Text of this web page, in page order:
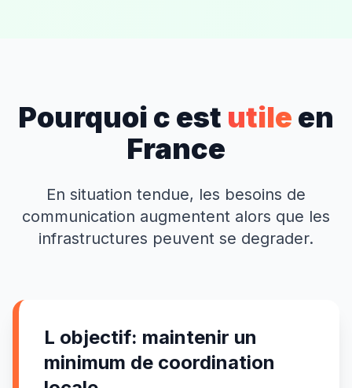
Pourquoi c est utile en
France
En situation tendue, les besoins de
communication augmentent alors que les
infrastructures peuvent se degrader.
L objectif: maintenir un
minimum de coordination